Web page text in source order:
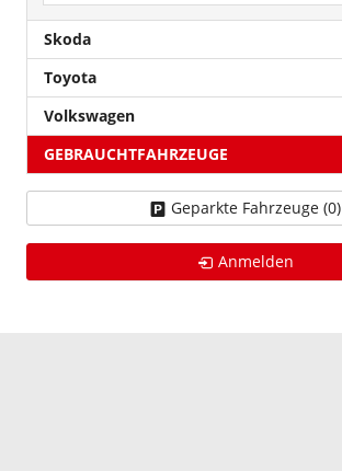
Skoda
Toyota
Volkswagen
GEBRAUCHTFAHRZEUGE
Geparkte Fahrzeuge (0)
Anmelden